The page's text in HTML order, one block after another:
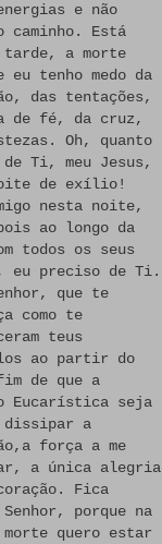
e não
caminho. Está
tarde, a morte
eu tenho medo da
das tentações,
de fé, da cruz,
Oh, quanto
Ti, meu Jesus,
de exílio!
nesta noite,
ao longo da
todos os seus
eu preciso de Ti.
que te
como te
teus
ao partir do
de que a
Eucarística seja
a
força a me
a única alegria
Fica
porque na
morte quero estar